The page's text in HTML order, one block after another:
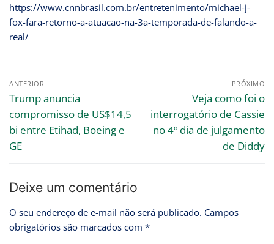
https://www.cnnbrasil.com.br/entretenimento/michael-j-
fox-fara-retorno-a-atuacao-na-3a-temporada-de-falando-a-
real/
ANTERIOR
Trump anuncia
compromisso de US$14,5
bi entre Etihad, Boeing e
GE
PRÓXIMO
Veja como foi o
interrogatório de Cassie
no 4º dia de julgamento
de Diddy
Deixe um comentário
O seu endereço de e-mail não será publicado. Campos
obrigatórios são marcados com *